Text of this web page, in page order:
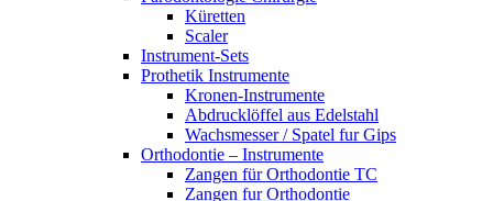
Küretten
Scaler
Instrument-Sets
Prothetik Instrumente
Kronen-Instrumente
Abdrucklöffel aus Edelstahl
Wachsmesser / Spatel fur Gips
Orthodontie – Instrumente
Zangen für Orthodontie TC
Zangen fur Orthodontie